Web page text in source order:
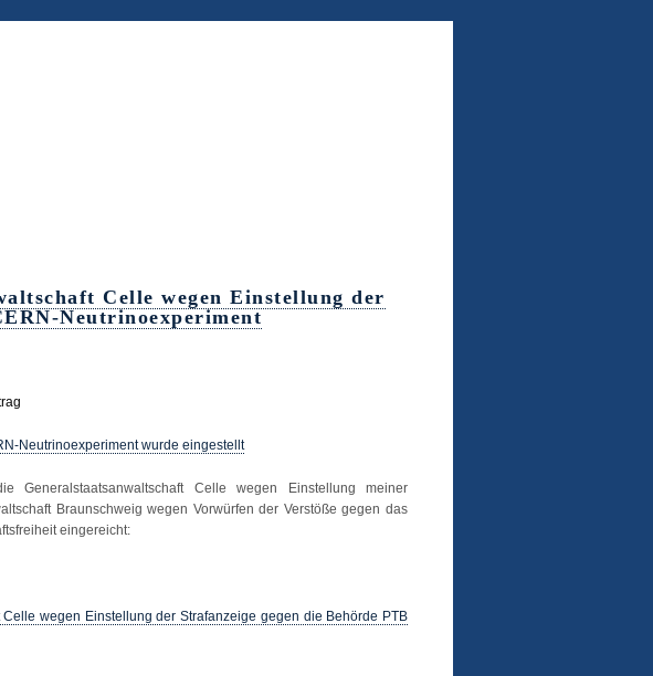
Celle wegen Einstellung der
Neutrinoexperiment
Neutrinoexperiment wurde eingestellt
Celle wegen Einstellung meiner
Braunschweig wegen Vorwürfen der Verstöße gegen das
eingereicht:
wegen Einstellung der Strafanzeige gegen die Behörde PTB